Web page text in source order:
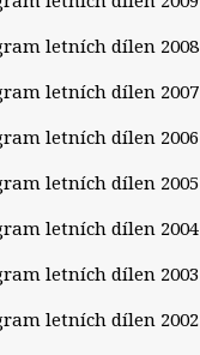
letních dílen 2008
letních dílen 2007
letních dílen 2006
letních dílen 2005
letních dílen 2004
letních dílen 2003
letních dílen 2002